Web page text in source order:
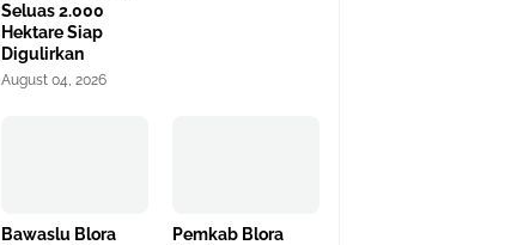
Seluas 2.000
Hektare Siap
Digulirkan
August 04, 2026
Bawaslu Blora
Pemkab Blora